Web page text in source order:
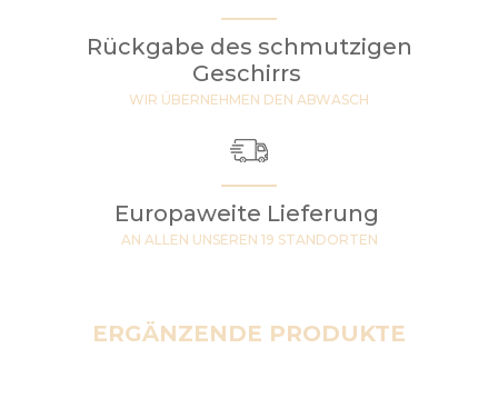
Rückgabe des schmutzigen
Geschirrs
WIR ÜBERNEHMEN DEN ABWASCH
Europaweite Lieferung
AN ALLEN UNSEREN 19 STANDORTEN
ERGÄNZENDE PRODUKTE